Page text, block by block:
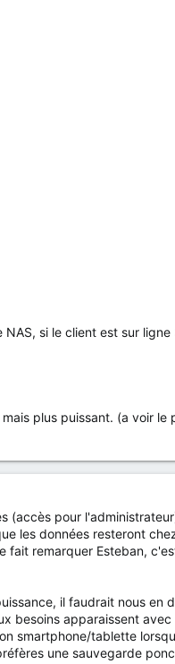
si le client est sur
plus puissant. (a voir
(accès pour
les données resteront
remarquer Esteban,
il faudrait nous en
besoins apparaissent
smartphone/tablette
une sauvegarde